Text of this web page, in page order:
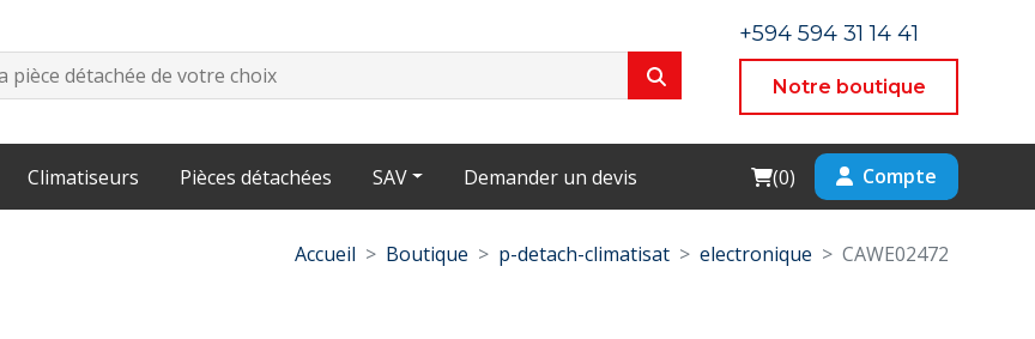
+594 594 31 14 41
Notre boutique
Climatiseurs Pièces détachées SAV Demander un devis Cart
(0) Compte
Accueil Boutique p-detach-climatisat electronique CAWE02472